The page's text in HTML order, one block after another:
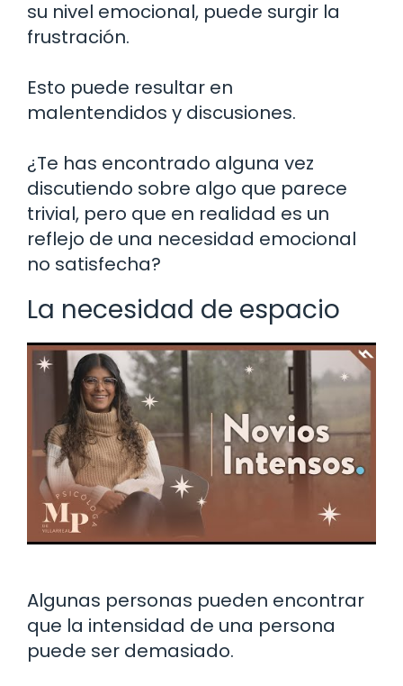
su nivel emocional, puede surgir la
frustración.
Esto puede resultar en
malentendidos y discusiones.
¿Te has encontrado alguna vez
discutiendo sobre algo que parece
trivial, pero que en realidad es un
reflejo de una necesidad emocional
no satisfecha?
La necesidad de espacio
Algunas personas pueden encontrar
que la intensidad de una persona
puede ser demasiado.